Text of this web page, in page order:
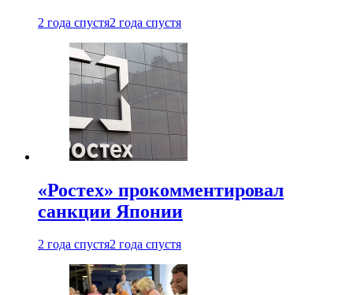
2 года спустя2 года спустя
«Ростех» прокомментировал
санкции Японии
2 года спустя2 года спустя